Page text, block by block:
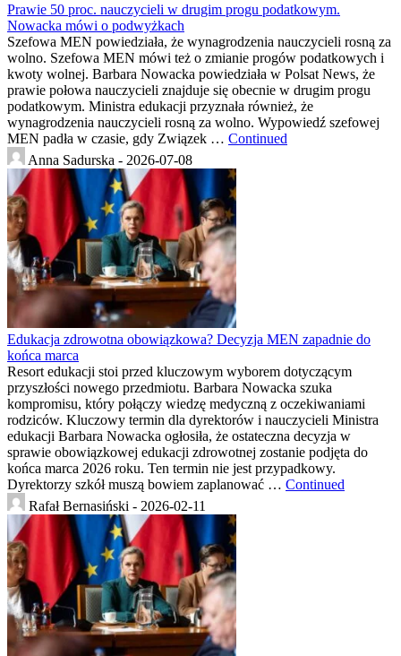
Prawie 50 proc. nauczycieli w drugim progu podatkowym.
Nowacka mówi o podwyżkach
Szefowa MEN powiedziała, że wynagrodzenia nauczycieli rosną za
wolno. Szefowa MEN mówi też o zmianie progów podatkowych i
kwoty wolnej. Barbara Nowacka powiedziała w Polsat News, że
prawie połowa nauczycieli znajduje się obecnie w drugim progu
podatkowym. Ministra edukacji przyznała również, że
wynagrodzenia nauczycieli rosną za wolno. Wypowiedź szefowej
MEN padła w czasie, gdy Związek … Continued
Anna Sadurska - 2026-07-08
Edukacja zdrowotna obowiązkowa? Decyzja MEN zapadnie do
końca marca
Resort edukacji stoi przed kluczowym wyborem dotyczącym
przyszłości nowego przedmiotu. Barbara Nowacka szuka
kompromisu, który połączy wiedzę medyczną z oczekiwaniami
rodziców. Kluczowy termin dla dyrektorów i nauczycieli Ministra
edukacji Barbara Nowacka ogłosiła, że ostateczna decyzja w
sprawie obowiązkowej edukacji zdrowotnej zostanie podjęta do
końca marca 2026 roku. Ten termin nie jest przypadkowy.
Dyrektorzy szkół muszą bowiem zaplanować … Continued
Rafał Bernasiński - 2026-02-11